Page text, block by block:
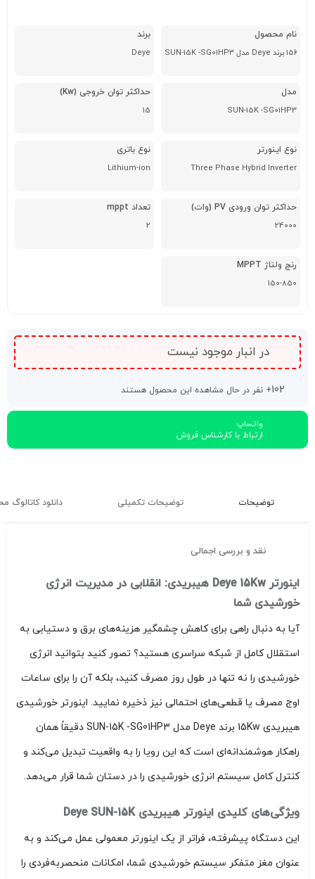
نام محصول
برند
Deye
مدل
SUN-15K -SG01HP3
حداکثر توان خروجی (Kw)
15
نوع اینورتر
Three Phase Hybrid Inverter
نوع باتری
Lithium-ion
حداکثر توان ورودی PV (وات)
24000
تعداد mppt
2
رنج ولتاژ MPPT
150-850
در انبار موجود نیست
102+ نفر در حال مشاهده این محصول هستند
واتساپ
ارتباط با کارشناس فروش
توضیحات توضیحات تکمیلی دانلود کاتالوگ
نقد و بررسی اجمالی
اینورتر Deye 15Kw هیبریدی: انقلابی در مدیریت انرژی
خورشیدی شما
آیا به دنبال راهی برای کاهش چشمگیر هزینه‌های برق و دستیابی به
استقلال کامل از شبکه سراسری هستید؟ تصور کنید بتوانید انرژی
خورشیدی را نه تنها در طول روز مصرف کنید، بلکه آن را برای ساعات
اوج مصرف یا قطعی‌های احتمالی نیز ذخیره نمایید. اینورتر خورشیدی
هیبریدی 15Kw برند Deye مدل SUN-15K -SG01HP3 دقیقاً همان
راهکار هوشمندانه‌ای است که این رویا را به واقعیت تبدیل می‌کند و
کنترل کامل سیستم انرژی خورشیدی را در دستان شما قرار می‌دهد.
ویژگی‌های کلیدی اینورتر هیبریدی Deye SUN-15K
این دستگاه پیشرفته، فراتر از یک اینورتر معمولی عمل می‌کند و به
عنوان مغز متفکر سیستم خورشیدی شما، امکانات منحصربه‌فردی را